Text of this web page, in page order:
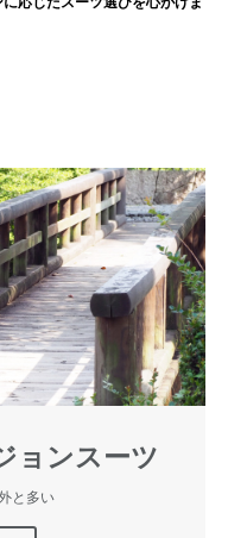
ョンスーツ
と多い